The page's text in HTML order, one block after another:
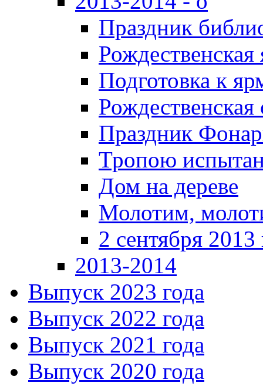
Праздник
Рождественская
Подготовка к
Рождественская
Праздник
Тропою
Дом на дереве
Молотим,
2 сентября 2013
2013-2014
Выпуск 2023 года
Выпуск 2022 года
Выпуск 2021 года
Выпуск 2020 года